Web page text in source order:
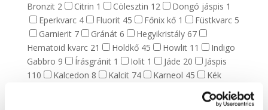
Bronzit 2 Citrin 1 Cölesztin 12 Dongó jáspis 1
Eperkvarc 4 Fluorit 45 Főnix kő 1 Füstkvarc 5
Garnierit 7 Gránát 6 Hegyikristály 67
Hematoid kvarc 21 Holdkő 45 Howlit 11
Indigo
Gabbro 9 Írásgránit 1 Iolit 1 Jáde 20
Jáspis
110
Kalcedon 8 Kalcit 74 Karneol 45
Kék
Krizokolla
Lápis lazuli18